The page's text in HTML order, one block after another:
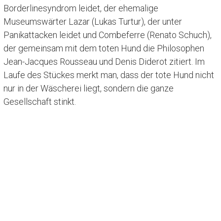
Borderlinesyndrom leidet, der ehemalige
Museumswärter Lazar (Lukas Turtur), der unter
Panikattacken leidet und Combeferre (Renato Schuch),
der gemeinsam mit dem toten Hund die Philosophen
Jean-Jacques Rousseau und Denis Diderot zitiert. Im
Laufe des Stückes merkt man, dass der tote Hund nicht
nur in der Wäscherei liegt, sondern die ganze
Gesellschaft stinkt.